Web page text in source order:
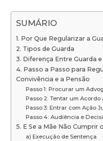
SUMÁRIO
1. Por Que Regularizar a
2. Tipos de Guarda
3. Diferença Entre Guarda
4. Passo a Passo para
Convivência e a Pensão
Passo 1: Procurar um
Passo 2: Tentar um Acordo
Passo 3: Entrar com Ação
Passo 4: Audiência e
5. E Se a Mãe Não Cumprir
a) Execução de Sentença